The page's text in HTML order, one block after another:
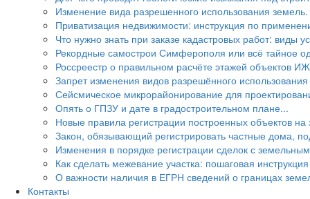
Изменение вида разрешенного использования
Приватизация недвижимости: инструкция по
Что нужно знать при заказе кадастровых работ: виды
Рекордные самострои Симферополя или всё тайное
Россреестр о правильном расчёте этажей объектов
Запрет изменения видов разрешённого
Сейсмическое микрорайонирование для
Опять о ГПЗУ и дате в градостроительном плане...
Новые правила регистрации построенных объектов на
Закон, обязывающий регистрировать частные дома,
Изменения в порядке регистрации сделок с
Как сделать межевание участка: пошаговая инструкция
О важности наличия в ЕГРН сведений о границах
Контакты